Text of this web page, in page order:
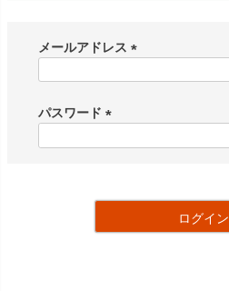
メールアドレス
)
パスワード
ログイン